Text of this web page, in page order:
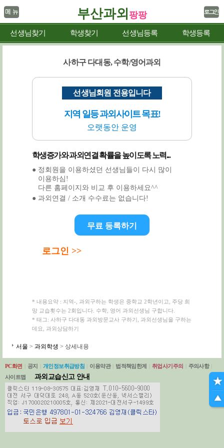
부산과외 팡팡
선생님찾기 학생찾기 선생님등록 학생등록
사하구 다대동, 수학/영어과외
선생님회원 전용입니다
지역 일등 과외사이트 목표!
오랫동안 운영
학생증가와 과외연결 확률을 높이도록 노력...
● 정회원을 이용하셨던 선생님들이 다시 많이
이용하심!
다른 홈페이지와 비교 후 이용하세요^^
● 과외연결 / 소개 수수료는 없습니다!
무료 등록하기
로그인 >>
* 내용요약 : 지역-, 과외구하는 학생은 중학교 2학년이고, 주당 희
망 교습횟수는 2회입니다. 수학, 영어 과외선생님 구합니다.
* 태그: 사하구 다대동 과외방문교사 구하기, 과외선생님을 구하는
데요, 과외상담하기
서울 > 과외학생 > 상세내용
PC화면 공지 개인정보취급방침 이용약관 법적책임한계 취업사기주의 주의사항
사이트맵
과외교습신고 안내